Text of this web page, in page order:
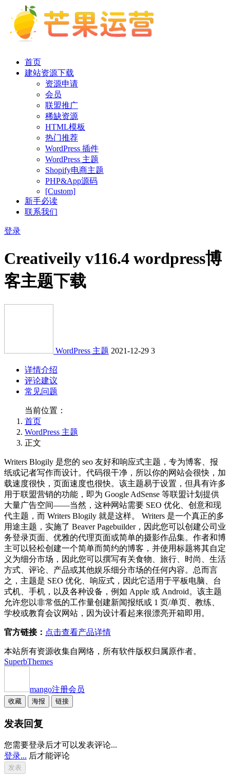
首页
建站资源下载
资源申请
会员
联盟推广
稀缺资源
HTML模板
热门推荐
WordPress 插件
WordPress 主题
Shopify电商主题
PHP&App源码
[Custom]
新手必读
联系我们
登录
Creativeily v116.4 wordpress博
客主题下载
WordPress 主题 2021-12-29 3
详情介绍
评论建议
常见问题
当前位置：
首页
WordPress 主题
正文
Writers Blogily 是您的 seo 友好和响应式主题，专为博客、报
纸或记者写作而设计。代码很干净，所以你的网站会很快，加
载速度很快，页面速度也很快。该主题易于设置，但具有许多
用于联盟营销的功能，即为 Google AdSense 等联盟计划提供
大量广告空间——当然，这种网站需要 SEO 优化、创意和现
代主题，而 Writers Blogily 就是这样。 Writers 是一个真正的多
用途主题，实施了 Beaver Pagebuilder，因此您可以创建公司业
务登录页面、优雅的代理页面或简单的摄影作品集。作者和博
主可以轻松创建一个简单而简约的博客，并使用标题将其自定
义为细分市场，因此您可以撰写有关食物、旅行、时尚、生活
方式、评论、产品或其他娱乐细分市场的任何内容。总而言
之，主题是 SEO 优化、响应式，因此它适用于平板电脑、台
式机、手机，以及各种设备，例如 Apple 或 Android。该主题
允许您以非常低的工作量创建新闻报纸或 1 页/单页、教练、
学校或教育会议网站，因为设计看起来很漂亮开箱即用。
官方链接： 点击查看产品详情
本站所有资源收集自网络，所有软件版权归属原作者。
SuperbThemes
mango注册会员
收藏 海报 链接
发表回复
您需要登录后才可以发表评论...
登录... 后才能评论